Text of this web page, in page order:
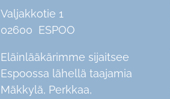
Valjakkotie 1
02600 ESPOO
Eläinlääkärimme sijaitsee
Espoossa lähellä taajamia
Mäkkylä, Perkkaa,